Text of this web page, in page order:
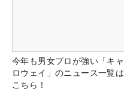
今年も男女プロが強い「キャ
ロウェイ」のニュース一覧は
こちら！